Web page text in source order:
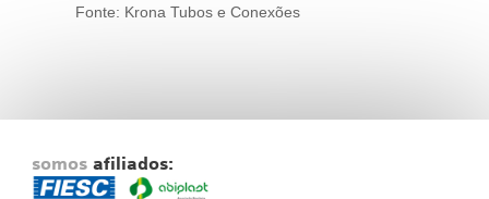
Fonte: Krona Tubos e Conexões
somos afiliados: